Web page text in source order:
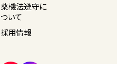
薬機法遵守に
ついて
採用情報